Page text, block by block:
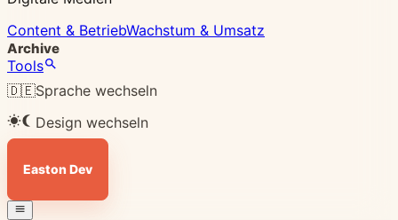
Content & BetriebWachstum & Umsatz
Archive
Tools
🇩🇪Sprache wechseln
Design wechseln
Easton Dev